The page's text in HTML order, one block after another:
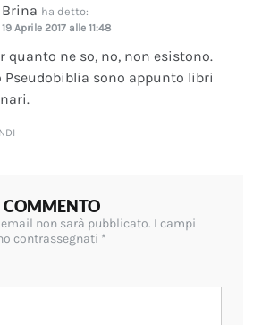
Brina ha detto:
19 Aprile 2017 alle 11:48
quanto ne so, no, non esistono.
Pseudobiblia sono appunto libri
COMMENTO
non sarà pubblicato. I campi
contrassegnati *